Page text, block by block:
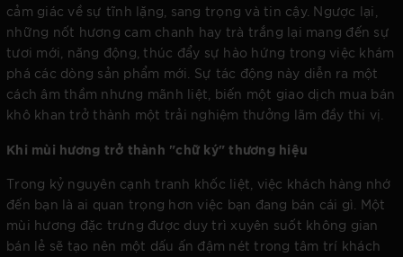
cảm giác về sự tĩnh lặng, sang trọng và tin cậy. Ngược lại,
những nốt hương cam chanh hay trà trắng lại mang đến sự
tươi mới, năng động, thúc đẩy sự hào hứng trong việc khám
phá các dòng sản phẩm mới. Sự tác động này diễn ra một
cách âm thầm nhưng mãnh liệt, biến một giao dịch mua bán
khô khan trở thành một trải nghiệm thưởng lãm đầy thi vị.
Khi mùi hương trở thành "chữ ký" thương hiệu
Trong kỷ nguyên cạnh tranh khốc liệt, việc khách hàng nhớ
đến bạn là ai quan trọng hơn việc bạn đang bán cái gì. Một
mùi hương đặc trưng được duy trì xuyên suốt không gian
bán lẻ sẽ tạo nên một dấu ấn đậm nét trong tâm trí khách